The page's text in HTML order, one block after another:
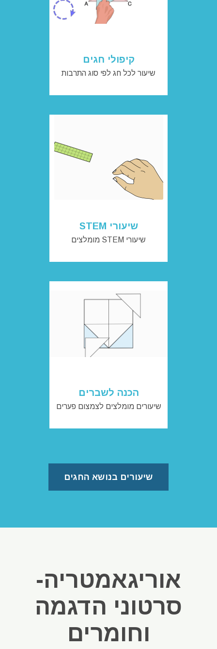
קיפולי חגים
שיעור לכל חג לפי סוג התרבות
שיעורי STEM
שיעורי STEM מומלצים
הכנה לשברים
שיעורים מומלצים לצמצום פערים
שיעורים בנושא החגים
אוריגאמטריה-
סרטוני הדגמה
וחומרים